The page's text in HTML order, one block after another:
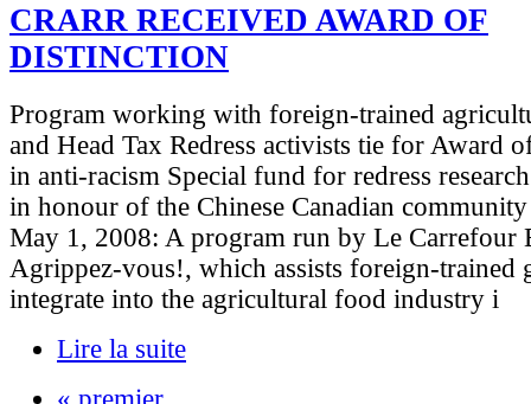
CRARR RECEIVED AWARD OF
DISTINCTION
Program working with foreign-trained
and Head Tax Redress activists tie for Award
in anti-racism Special fund for redress
in honour of the Chinese Canadian
May 1, 2008: A program run by Le Carrefour
Agrippez-vous!, which assists foreign-trained
integrate into the agricultural food industry i
Lire la suite